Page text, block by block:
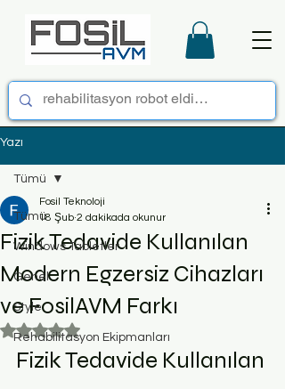
Yazı
Tümü
Windows Tabletler
Genel
Style
Rehabilitasyon Ekipmanları
Tümü
Fizik Tedavide Kullanılan
Modern Egzersiz Cihazları
ve FosilAVM Farkı
Fosil Teknoloji
18 Şub 2 dakikada okunur
5 üzerinden NaN yıldız
Fizik Tedavide Kullanılan